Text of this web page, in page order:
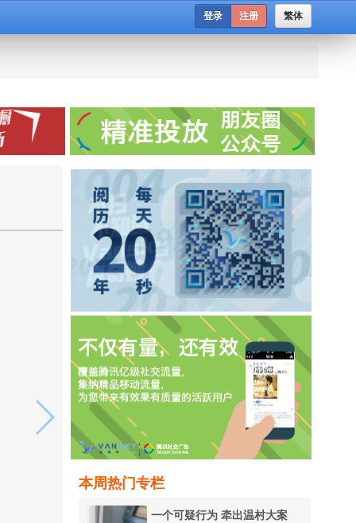
繁体
登录 注册
本周热门专栏
一个可疑行为 牵出温村大案